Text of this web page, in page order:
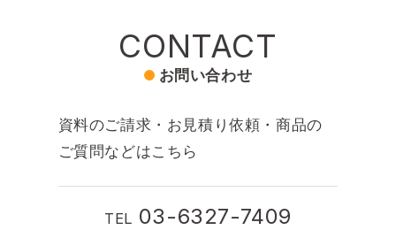
CONTACT
お問い合わせ
資料のご請求・お見積り依頼・商品の
ご質問などはこちら
TEL 03-6327-7409